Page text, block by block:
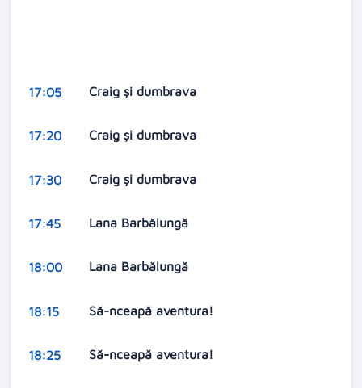
17:05 Craig și dumbrava
17:20 Craig și dumbrava
17:30 Craig și dumbrava
17:45 Lana Barbălungă
18:00 Lana Barbălungă
18:15 Să-nceapă aventura!
18:25 Să-nceapă aventura!